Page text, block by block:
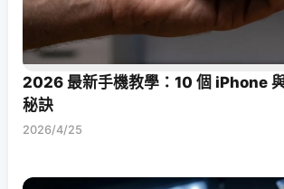
2026 最新手機教學：10 個 iPhone
秘訣
2026/4/25